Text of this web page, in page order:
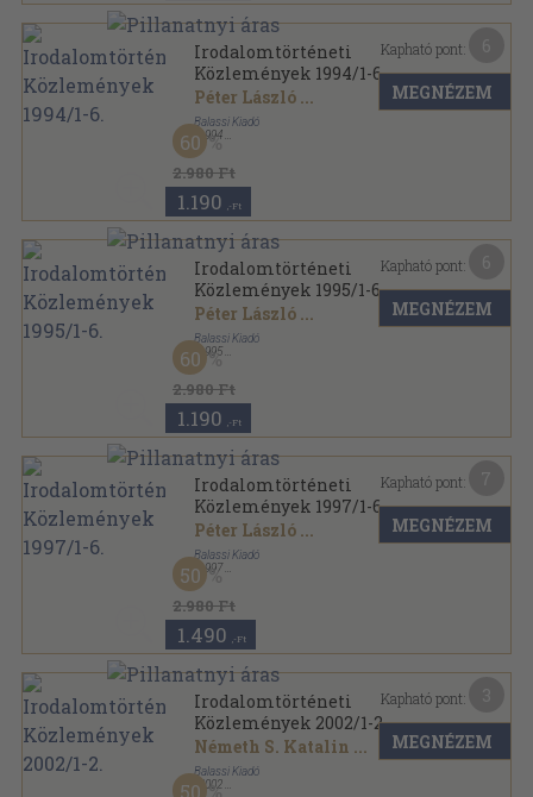
Irodalomtörténeti
Közlemények 1994/1-6.
Péter László ...
Balassi Kiadó
, 1994
Ragasztott papírkötés
Irodalomtörténeti Közlemények sorozat
2.980 Ft
60
1.190 ,-Ft
Kapható pont:
MEGNÉZEM
Irodalomtörténeti
Közlemények 1995/1-6.
Péter László ...
Balassi Kiadó
, 1995
Ragasztott papírkötés
Irodalomtörténeti Közlemények sorozat
2.980 Ft
60
1.190 ,-Ft
Kapható pont:
MEGNÉZEM
Irodalomtörténeti
Közlemények 1997/1-6.
Péter László ...
Balassi Kiadó
, 1997
Ragasztott papírkötés
Irodalomtörténeti Közlemények sorozat
2.980 Ft
50
1.490 ,-Ft
Kapható pont:
MEGNÉZEM
Irodalomtörténeti
Közlemények 2002/1-2.
Németh S. Katalin ...
Balassi Kiadó
, 2002
50
Kapható pont:
MEGNÉZEM